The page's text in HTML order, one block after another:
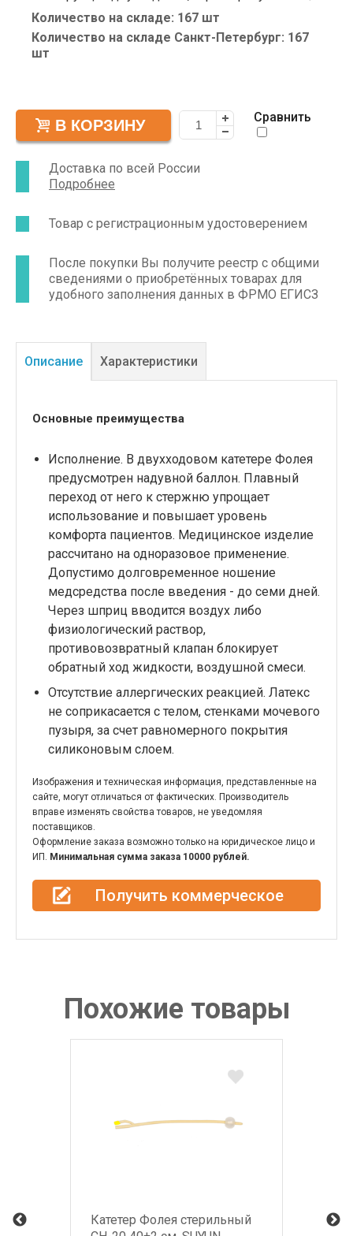
прочностью. Латексная основа покрыта тонким
слоем силикона. При введении жесткого
катетера не требуется смазка. Атравматичный
конец не наносит вреда мягким тканям, не
мочевыводящим путям. Длина изделия - 40 см.
Количество на складе: 167 шт
Количество на складе Санкт-Петербург: 167
шт
Сравнить
Доставка по всей России
Подробнее
Товар с регистрационным удостоверением
После покупки Вы получите реестр с общими
сведениями о приобретённых товарах для
удобного заполнения данных в ФРМО ЕГИСЗ
Описание Характеристики
Основные преимущества
Исполнение. В двухходовом катетере Фолея
предусмотрен надувной баллон. Плавный
переход от него к стержню упрощает
использование и повышает уровень
комфорта пациентов. Медицинское изделие
рассчитано на одноразовое применение.
Допустимо долговременное ношение
медсредства после введения - до семи дней.
Через шприц вводится воздух либо
физиологический раствор,
противовозвратный клапан блокирует
обратный ход жидкости, воздушной смеси.
Отсутствие аллергических реакцией. Латекс
не соприкасается с телом, стенками мочевого
пузыря, за счет равномерного покрытия
силиконовым слоем.
Изображения и техническая информация, представленные на
сайте, могут отличаться от фактических. Производитель
вправе изменять свойства товаров, не уведомляя
поставщиков.
Оформление заказа возможно только на юридическое лицо и
ИП. Минимальная сумма заказа 10000 рублей.
Получить коммерческое
Похожие товары
Катетер Фолея стерильный